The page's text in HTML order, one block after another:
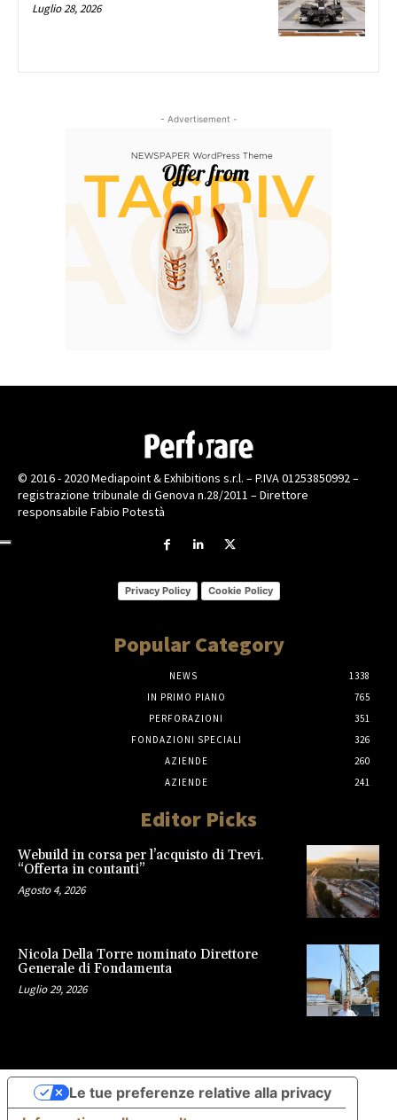
Luglio 28, 2026
- Advertisement -
© 2016 - 2020 Mediapoint & Exhibitions s.r.l. – P.IVA 01253850992 –
registrazione tribunale di Genova n.28/2011 – Direttore
responsabile Fabio Potestà
Privacy Policy Cookie Policy
Popular Category
NEWS
1338
IN PRIMO PIANO
765
PERFORAZIONI
351
FONDAZIONI SPECIALI
326
AZIENDE
260
AZIENDE
241
Editor Picks
Webuild in corsa per l’acquisto di Trevi.
“Offerta in contanti”
Agosto 4, 2026
Nicola Della Torre nominato Direttore
Generale di Fondamenta
Luglio 29, 2026
Le tue preferenze relative alla privacy